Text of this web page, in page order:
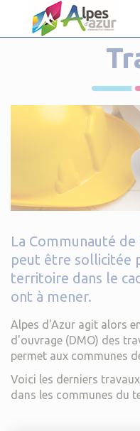
La Communauté
peut être sollicitée
territoire dans le
ont à mener.
Alpes d'Azur agit alors
d'ouvrage (DMO) des
permet aux communes
Voici les derniers
dans les communes du
Panneau de gestion des